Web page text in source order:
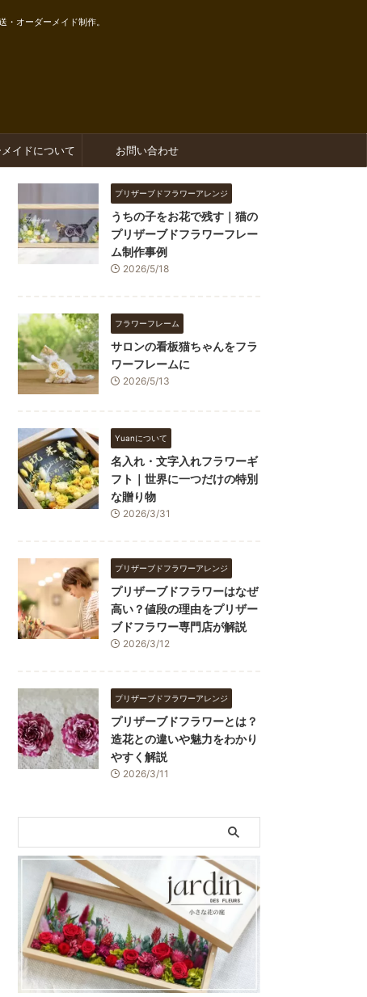
オーダーメイド制作。
イドについて お問い合わせ
プリザーブドフラワーアレンジ
うちの子をお花で残す｜猫の
プリザーブドフラワーフレー
ム制作事例
2026/5/18
フラワーフレーム
サロンの看板猫ちゃんをフラ
ワーフレームに
2026/5/13
Yuanについて
名入れ・文字入れフラワーギ
フト｜世界に一つだけの特別
な贈り物
2026/3/31
プリザーブドフラワーアレンジ
プリザーブドフラワーはなぜ
高い？値段の理由をプリザー
ブドフラワー専門店が解説
2026/3/12
プリザーブドフラワーアレンジ
プリザーブドフラワーとは？
造花との違いや魅力をわかり
やすく解説
2026/3/11